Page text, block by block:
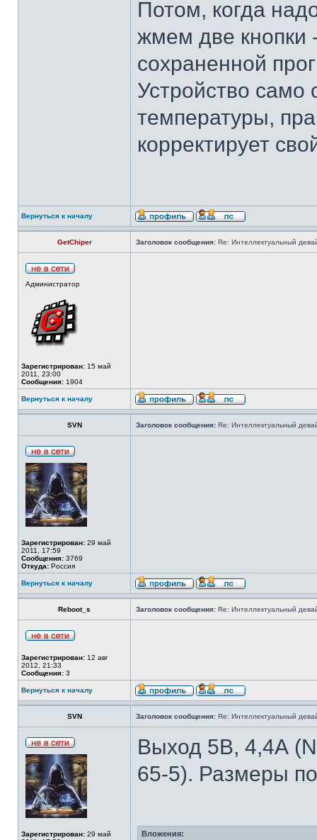
Потом, когда
жмем две кнопки
сохраненной
Устройство само
температуры,
корректирует
Вернуться к началу
GetChiper Заголовок сообщения: Re: Интеллектуальный
Администратор
Зарегистрирован: 15 май
2011, 23:00
Сообщения: 1904
Вернуться к началу
SVN Заголовок сообщения: Re: Интеллектуальный
Зарегистрирован: 29 май
2011, 17:59
Сообщения: 3769
Откуда: Россия
Вернуться к началу
Reboot_s Заголовок сообщения: Re: Интеллектуальный
Зарегистрирован: 12 авг
2012, 21:33
Сообщения: 3
Вернуться к началу
SVN Заголовок сообщения: Re: Интеллектуальный
Зарегистрирован: 29 май
Выход 5В, 4,4А
65-5). Размеры
Вложения: